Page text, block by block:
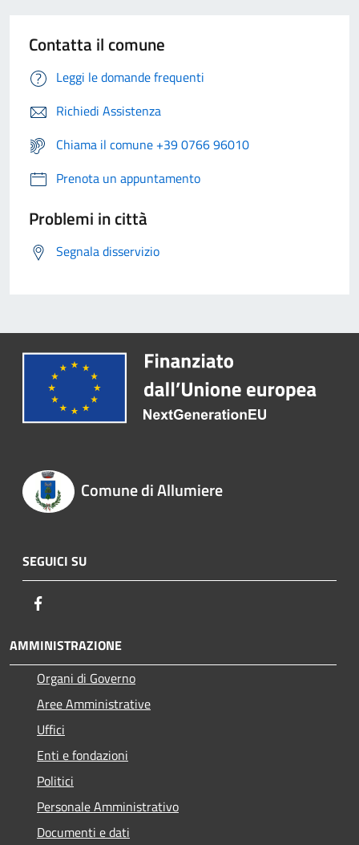
Contatta il comune
Leggi le domande frequenti
Richiedi Assistenza
Chiama il comune +39 0766 96010
Prenota un appuntamento
Problemi in città
Segnala disservizio
Comune di Allumiere
SEGUICI SU
AMMINISTRAZIONE
Organi di Governo
Aree Amministrative
Uffici
Enti e fondazioni
Politici
Personale Amministrativo
Documenti e dati